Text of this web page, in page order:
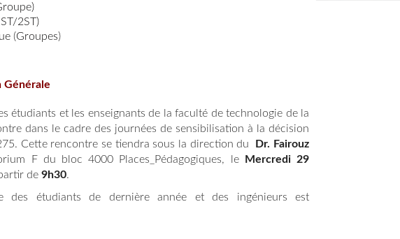
/2ST)
(Groupes)
Générale
étudiants et les enseignants de la faculté de technologie de la
dans le cadre des journées de sensibilisation à la décision
Cette rencontre se tiendra sous la direction du
Dr. Fairouz
F du bloc 4000 Places_Pédagogiques, le
Mercredi 29
de 9h30.
des étudiants de dernière année et des ingénieurs est